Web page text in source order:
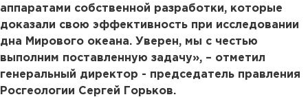
аппаратами собственной разработки, которые
доказали свою эффективность при исследовании
дна Мирового океана. Уверен, мы с честью
выполним поставленную задачу», – отметил
генеральный директор - председатель правления
Росгеологии Сергей Горьков.